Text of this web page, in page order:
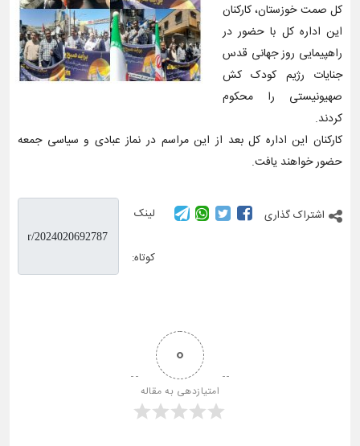
کل صمت خوزستان، کارکنان
این اداره کل با حضور در
راهپیمایی روز جهانی قدس
جنایات رژیم کودک کش
صهیونیستی را محکوم
کردند.
کارکنان این اداره کل بعد از این مراسم در نماز عبادی و سیاسی جمعه
حضور خواهند یافت‌.
اشتراک گذاری لینک
کوتاه:
0
امتیازدهی به مقاله